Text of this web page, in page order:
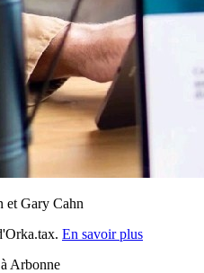
et Gary Cahn
En savoir plus
Arbonne